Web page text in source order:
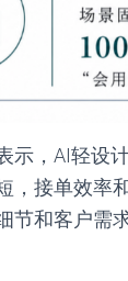
示，AI轻设
，接单效率
节和客户需